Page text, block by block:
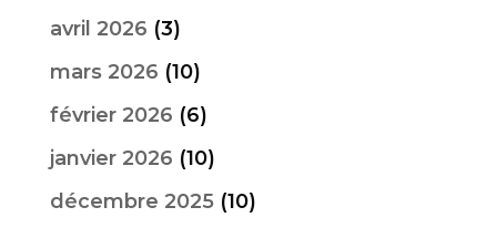
avril 2026 (3)
mars 2026 (10)
février 2026 (6)
janvier 2026 (10)
décembre 2025(10)